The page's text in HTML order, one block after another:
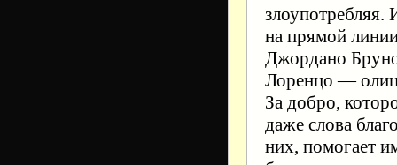
злоупотребляя.
на прямой
Джордано
Лоренцо —
За добро,
даже слова
них, помогает